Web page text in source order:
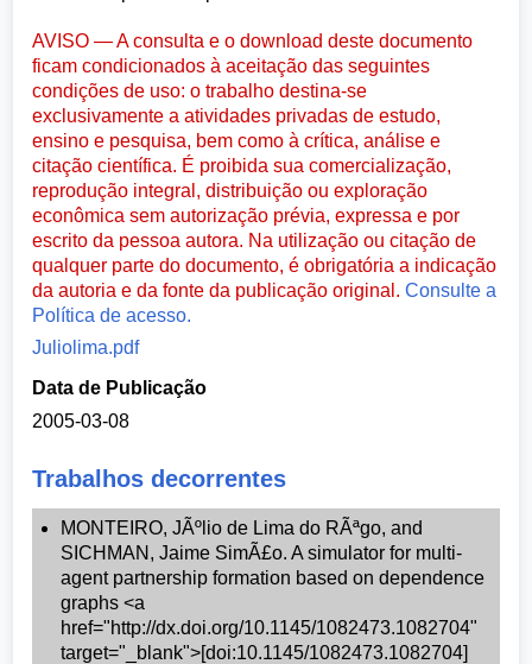
AVISO — A consulta e o download deste documento
ficam condicionados à aceitação das seguintes
condições de uso: o trabalho destina-se
exclusivamente a atividades privadas de estudo,
ensino e pesquisa, bem como à crítica, análise e
citação científica. É proibida sua comercialização,
reprodução integral, distribuição ou exploração
econômica sem autorização prévia, expressa e por
escrito da pessoa autora. Na utilização ou citação de
qualquer parte do documento, é obrigatória a indicação
da autoria e da fonte da publicação original.Consulte a
Política de acesso.
Juliolima.pdf
Data de Publicação
2005-03-08
Trabalhos decorrentes
MONTEIRO, JÃºlio de Lima do RÃªgo, and
SICHMAN, Jaime SimÃ£o. A simulator for multi-
agent partnership formation based on dependence
graphs <a
href="http://dx.doi.org/10.1145/1082473.1082704"
target="_blank">[doi:10.1145/1082473.1082704]